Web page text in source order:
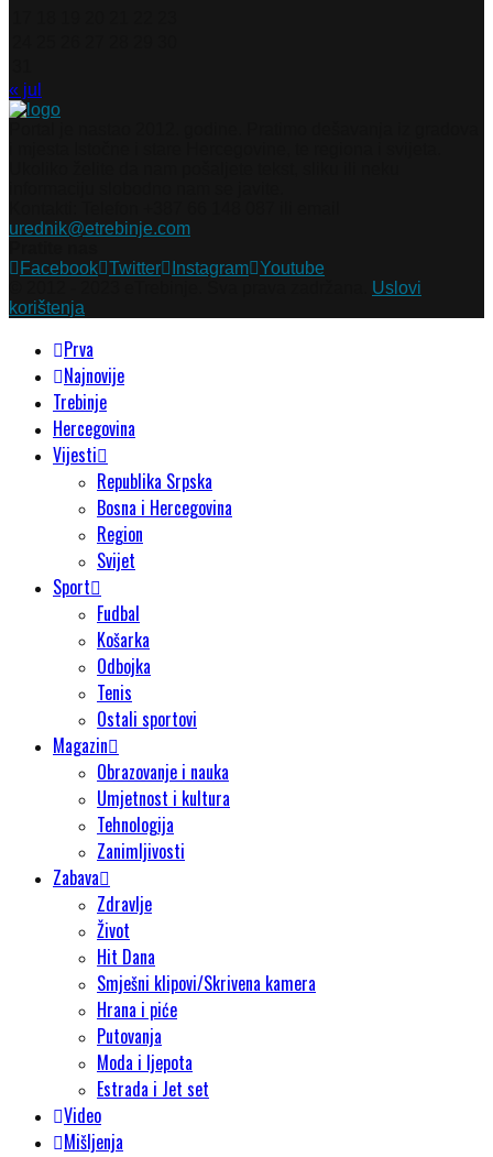
« jul
urednik@etrebinje.com
Facebook Twitter Instagram Youtube
Uslovi
korištenja
Prva
Najnovije
Trebinje
Hercegovina
Vijesti
Republika Srpska
Bosna i Hercegovina
Region
Svijet
Sport
Fudbal
Košarka
Odbojka
Tenis
Ostali sportovi
Magazin
Obrazovanje i nauka
Umjetnost i kultura
Tehnologija
Zanimljivosti
Zabava
Zdravlje
Život
Hit Dana
Smješni klipovi/Skrivena kamera
Hrana i piće
Putovanja
Moda i ljepota
Estrada i Jet set
Video
Mišljenja